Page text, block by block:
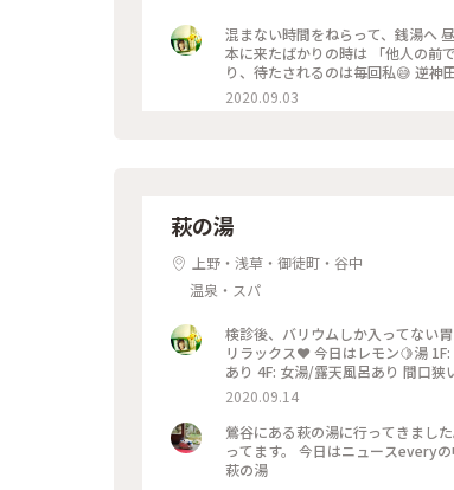
混まない時間をねらって、銭湯へ
本に来たばかりの時は 「他人の前
り、待たされるのは毎回私😅 逆
雰囲気です。 #下町散歩
2020.09.03
萩の湯
上野・浅草・御徒町・谷中
温泉・スパ
検診後、バリウムしか入ってない
リラックス❤️ 今日はレモン🍋湯
あり 4F: 女湯/露天風呂あり 間口
合の銭湯は、大人@¥470です。 貸
2020.09.14
鶯谷にある萩の湯に行ってきまし
ってます。 今日はニュースeveryの中継が１６時からあるので映るのが✖️の人は避けて下さいと書かれてました😅 #
萩の湯